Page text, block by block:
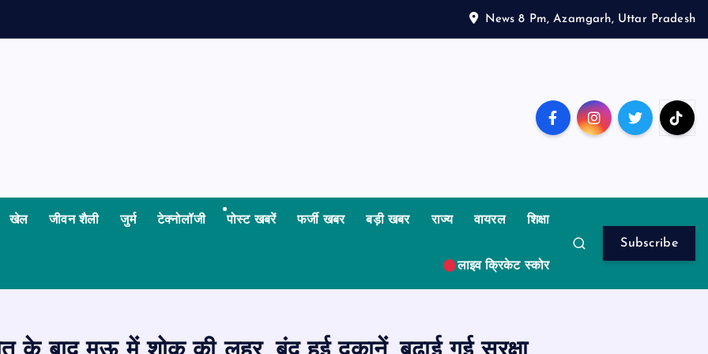
News 8 Pm, Azamgarh, Uttar Pradesh
खेल जीवन शैली जुर्म टेक्नोलॉजी पोस्ट खबरें फर्जी खबर बड़ी खबर राज्य वायरल शिक्षा
लाइव क्रिकेट स्कोर
Subscribe